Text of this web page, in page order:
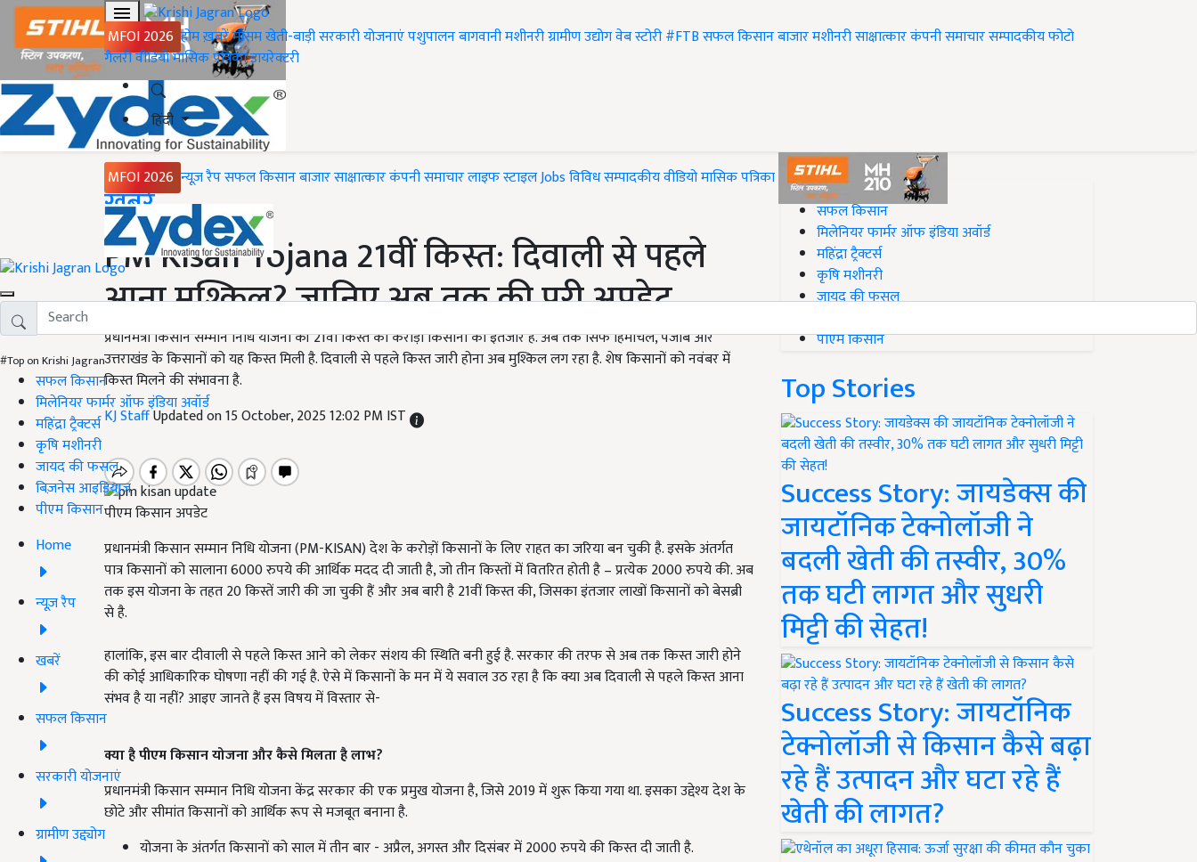
MFOI 2026 होमख़बरेंमौसमखेती-बाड़ीसरकारी योजनाएंपशुपालनबागवानीमशीनरीग्रामीण उद्योगवेब स्टोरी#FTBसफल किसानबाजारमशीनरीसाक्षात्कारकंपनी समाचारसम्पादकीयफोटो
गैलरीवीडियोमासिक पत्रिकाडायरेक्टरी
हिंदी
MFOI 2026 न्यूज़ रैपसफल किसानबाजारसाक्षात्कारकंपनी समाचारलाइफ स्टाइलJobsविविधसम्पादकीयवीडियोमासिक पत्रिका
#Top on Krishi Jagran
सफल किसान
मिलेनियर फार्मर ऑफ इंडिया अवॉर्ड
महिंद्रा ट्रैक्टर्स
कृषि मशीनरी
जायद की फसल
बिज़नेस आइडियाज
पीएम किसान
Home
न्यूज़ रैप
खबरें
सफल किसान
सरकारी योजनाएं
ग्रामीण उद्द्योग
Home
ख़बरें
PM Kisan Yojana 21वीं किस्त: दिवाली से पहले
आना मुश्किल? जानिए अब तक की पूरी अपडेट
प्रधानमंत्री किसान सम्मान निधि योजना की 21वीं किस्त का करोड़ों किसानों को इंतजार है. अब तक सिर्फ हिमाचल, पंजाब और
उत्तराखंड के किसानों को यह किस्त मिली है. दिवाली से पहले किस्त जारी होना अब मुश्किल लग रहा है. शेष किसानों को नवंबर में
किस्त मिलने की संभावना है.
KJ StaffUpdated on 15 October, 2025 12:02 PM IST
पीएम किसान अपडेट
प्रधानमंत्री किसान सम्मान निधि योजना (PM-KISAN) देश के करोड़ों किसानों के लिए राहत का जरिया बन चुकी है. इसके अंतर्गत
पात्र किसानों को सालाना 6000 रुपये की आर्थिक मदद दी जाती है, जो तीन किस्तों में वितरित होती है – प्रत्येक 2000 रुपये की. अब
तक इस योजना के तहत 20 किस्तें जारी की जा चुकी हैं और अब बारी है 21वीं किस्त की, जिसका इंतजार लाखों किसानों को बेसब्री
से है.
हालांकि, इस बार दीवाली से पहले किस्त आने को लेकर संशय की स्थिति बनी हुई है. सरकार की तरफ से अब तक किस्त जारी होने
की कोई आधिकारिक घोषणा नहीं की गई है. ऐसे में किसानों के मन में ये सवाल उठ रहा है कि क्या अब दिवाली से पहले किस्त आना
संभव है या नहीं? आइए जानते हैं इस विषय में विस्तार से-
क्या है पीएम किसान योजना और कैसे मिलता है लाभ?
प्रधानमंत्री किसान सम्मान निधि योजना केंद्र सरकार की एक प्रमुख योजना है, जिसे 2019 में शुरू किया गया था. इसका उद्देश्य देश के
छोटे और सीमांत किसानों को आर्थिक रूप से मजबूत बनाना है.
योजना के अंतर्गत किसानों को साल में तीन बार - अप्रैल, अगस्त और दिसंबर में 2000 रुपये की किस्त दी जाती है.
#Top on Krishi Jagran
सफल किसान
मिलेनियर फार्मर ऑफ इंडिया अवॉर्ड
महिंद्रा ट्रैक्टर्स
कृषि मशीनरी
जायद की फसल
पीएम किसान
Top Stories
Success Story: जायडेक्स की
जायटॉनिक टेक्नोलॉजी ने
बदली खेती की तस्वीर, 30%
तक घटी लागत और सुधरी
मिट्टी की सेहत!
Success Story: जायटॉनिक
टेक्नोलॉजी से किसान कैसे बढ़ा
रहे हैं उत्पादन और घटा रहे हैं
खेती की लागत?